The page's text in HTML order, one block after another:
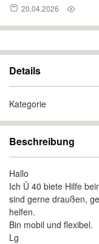
20.04.2026
Details
Kategorie
Beschreibung
Hallo
Ich Ü 40 biete Hilfe
sind gerne draußen,
helfen.
Bin mobil und flexibel.
Lg